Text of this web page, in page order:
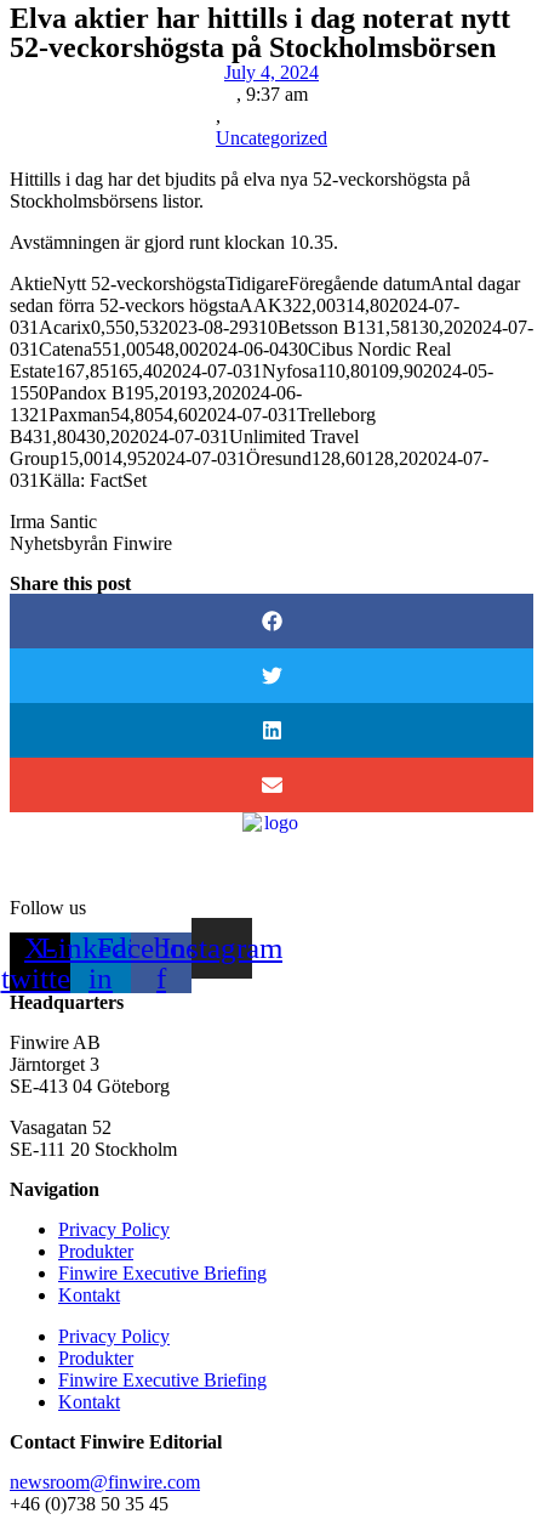
Elva aktier har hittills i dag noterat nytt
52-veckorshögsta på Stockholmsbörsen
July 4, 2024
, 9:37 am
,
Uncategorized
Hittills i dag har det bjudits på elva nya 52-veckorshögsta på
Stockholmsbörsens listor.
Avstämningen är gjord runt klockan 10.35.
AktieNytt 52-veckorshögstaTidigareFöregående datumAntal dagar
sedan förra 52-veckors högstaAAK322,00314,802024-07-
031Acarix0,550,532023-08-29310Betsson B131,58130,202024-07-
031Catena551,00548,002024-06-0430Cibus Nordic Real
Estate167,85165,402024-07-031Nyfosa110,80109,902024-05-
1550Pandox B195,20193,202024-06-
1321Paxman54,8054,602024-07-031Trelleborg
B431,80430,202024-07-031Unlimited Travel
Group15,0014,952024-07-031Öresund128,60128,202024-07-
031Källa: FactSet
Irma Santic
Nyhetsbyrån Finwire
Share this post
Follow us
X-
twitter
Linkedin-
in
Facebook-
f
Instagram
Headquarters
Finwire AB
Järntorget 3
SE-413 04 Göteborg
Vasagatan 52
SE-111 20 Stockholm
Navigation
Privacy Policy
Produkter
Finwire Executive Briefing
Kontakt
Privacy Policy
Produkter
Finwire Executive Briefing
Kontakt
Contact Finwire Editorial
newsroom@finwire.com
+46 (0)738 50 35 45